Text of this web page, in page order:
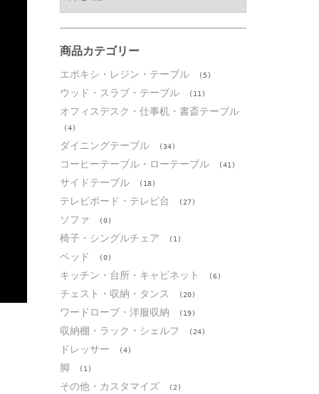
ブ
商品カテゴリー
エポキシ・レジン・テーブル (5)
ウッド・スラブ・テーブル (11)
オフィスデスク・仕事机・書斎テーブル
(4)
ダイニングテーブル (34)
コーヒーテーブル・ローテーブル (41)
サイドテーブル (18)
テレビボード・テレビ台 (27)
ソファ (0)
椅子・シングルチェア (1)
ベッド (0)
キッチン・台所・キャビネット (6)
チェスト・収納・タンス (20)
ワードローブ・洋服収納 (19)
収納棚・ラック・シェルフ (24)
ドレッサー (4)
脚 (1)
その他・カスタマイズ (2)